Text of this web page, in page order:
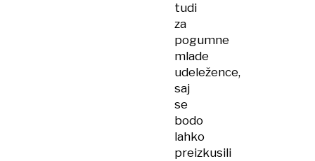
tudi
za
pogumne
mlade
udeležence,
saj
se
bodo
lahko
preizkusili